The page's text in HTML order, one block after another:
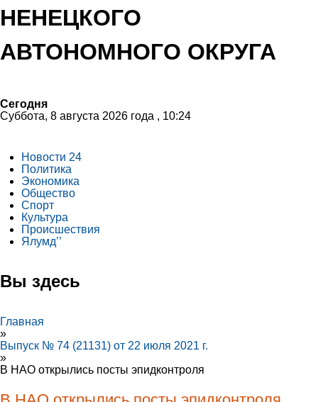
НЕНЕЦКОГО
АВТОНОМНОГО ОКРУГА
Сегодня
Суббота, 8 августа 2026 года , 10:24
Новости 24
Политика
Экономика
Общество
Спорт
Культура
Происшествия
Ялумд’’
Вы здесь
Главная
»
Выпуск № 74 (21131) от 22 июля 2021 г.
»
В НАО открылись посты эпидконтроля